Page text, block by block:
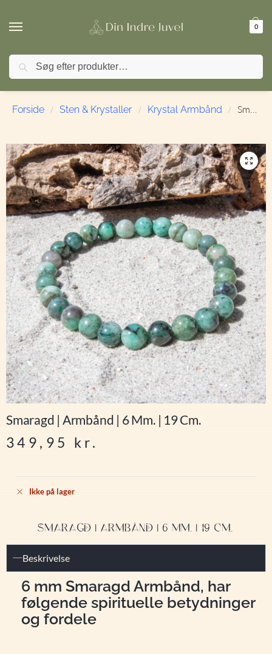
0
🚚 FRI FRAGT ved køb over 499,- | ⭐ TrustPilot 4,9 / 5
Forside / Sten & Krystaller / Krystal Armbånd / Smaragd | Armbånd | 6 mm. | 19 cm.
Smaragd | Armbånd | 6 Mm. | 19 Cm.
349,95 kr.
Ikke på lager
SMARAGD | ARMBÅND | 6 MM. | 19 CM.
Beskrivelse
6 mm Smaragd Armbånd, har
følgende spirituelle betydninger
og fordele